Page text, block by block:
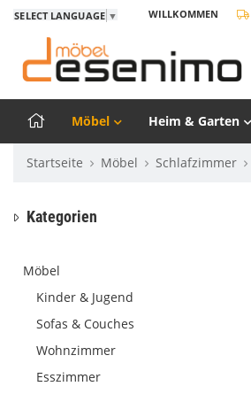
SELECT LANGUAGE ▼ WILLKOMMEN
Möbel Heim & Garten
Startseite Möbel Schlafzimmer
Kategorien
Möbel
Kinder & Jugend
Sofas & Couches
Wohnzimmer
Esszimmer